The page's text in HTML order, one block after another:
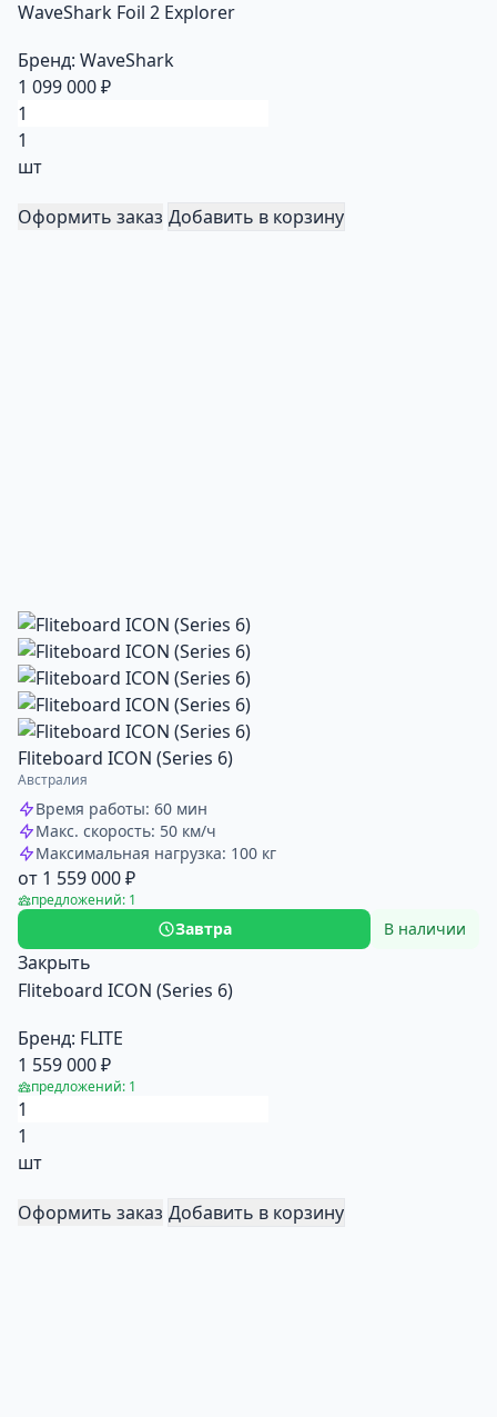
WaveShark Foil 2 Explorer
Бренд: WaveShark
1 099 000 ₽
1
шт
Оформить заказ Добавить в корзину
Fliteboard ICON (Series 6)
Австралия
Время работы: 60 мин
Макс. скорость: 50 км/ч
Максимальная нагрузка: 100 кг
от 1 559 000 ₽
предложений: 1
Завтра В наличии
Закрыть
Fliteboard ICON (Series 6)
Бренд: FLITE
1 559 000 ₽
предложений: 1
1
шт
Оформить заказ Добавить в корзину